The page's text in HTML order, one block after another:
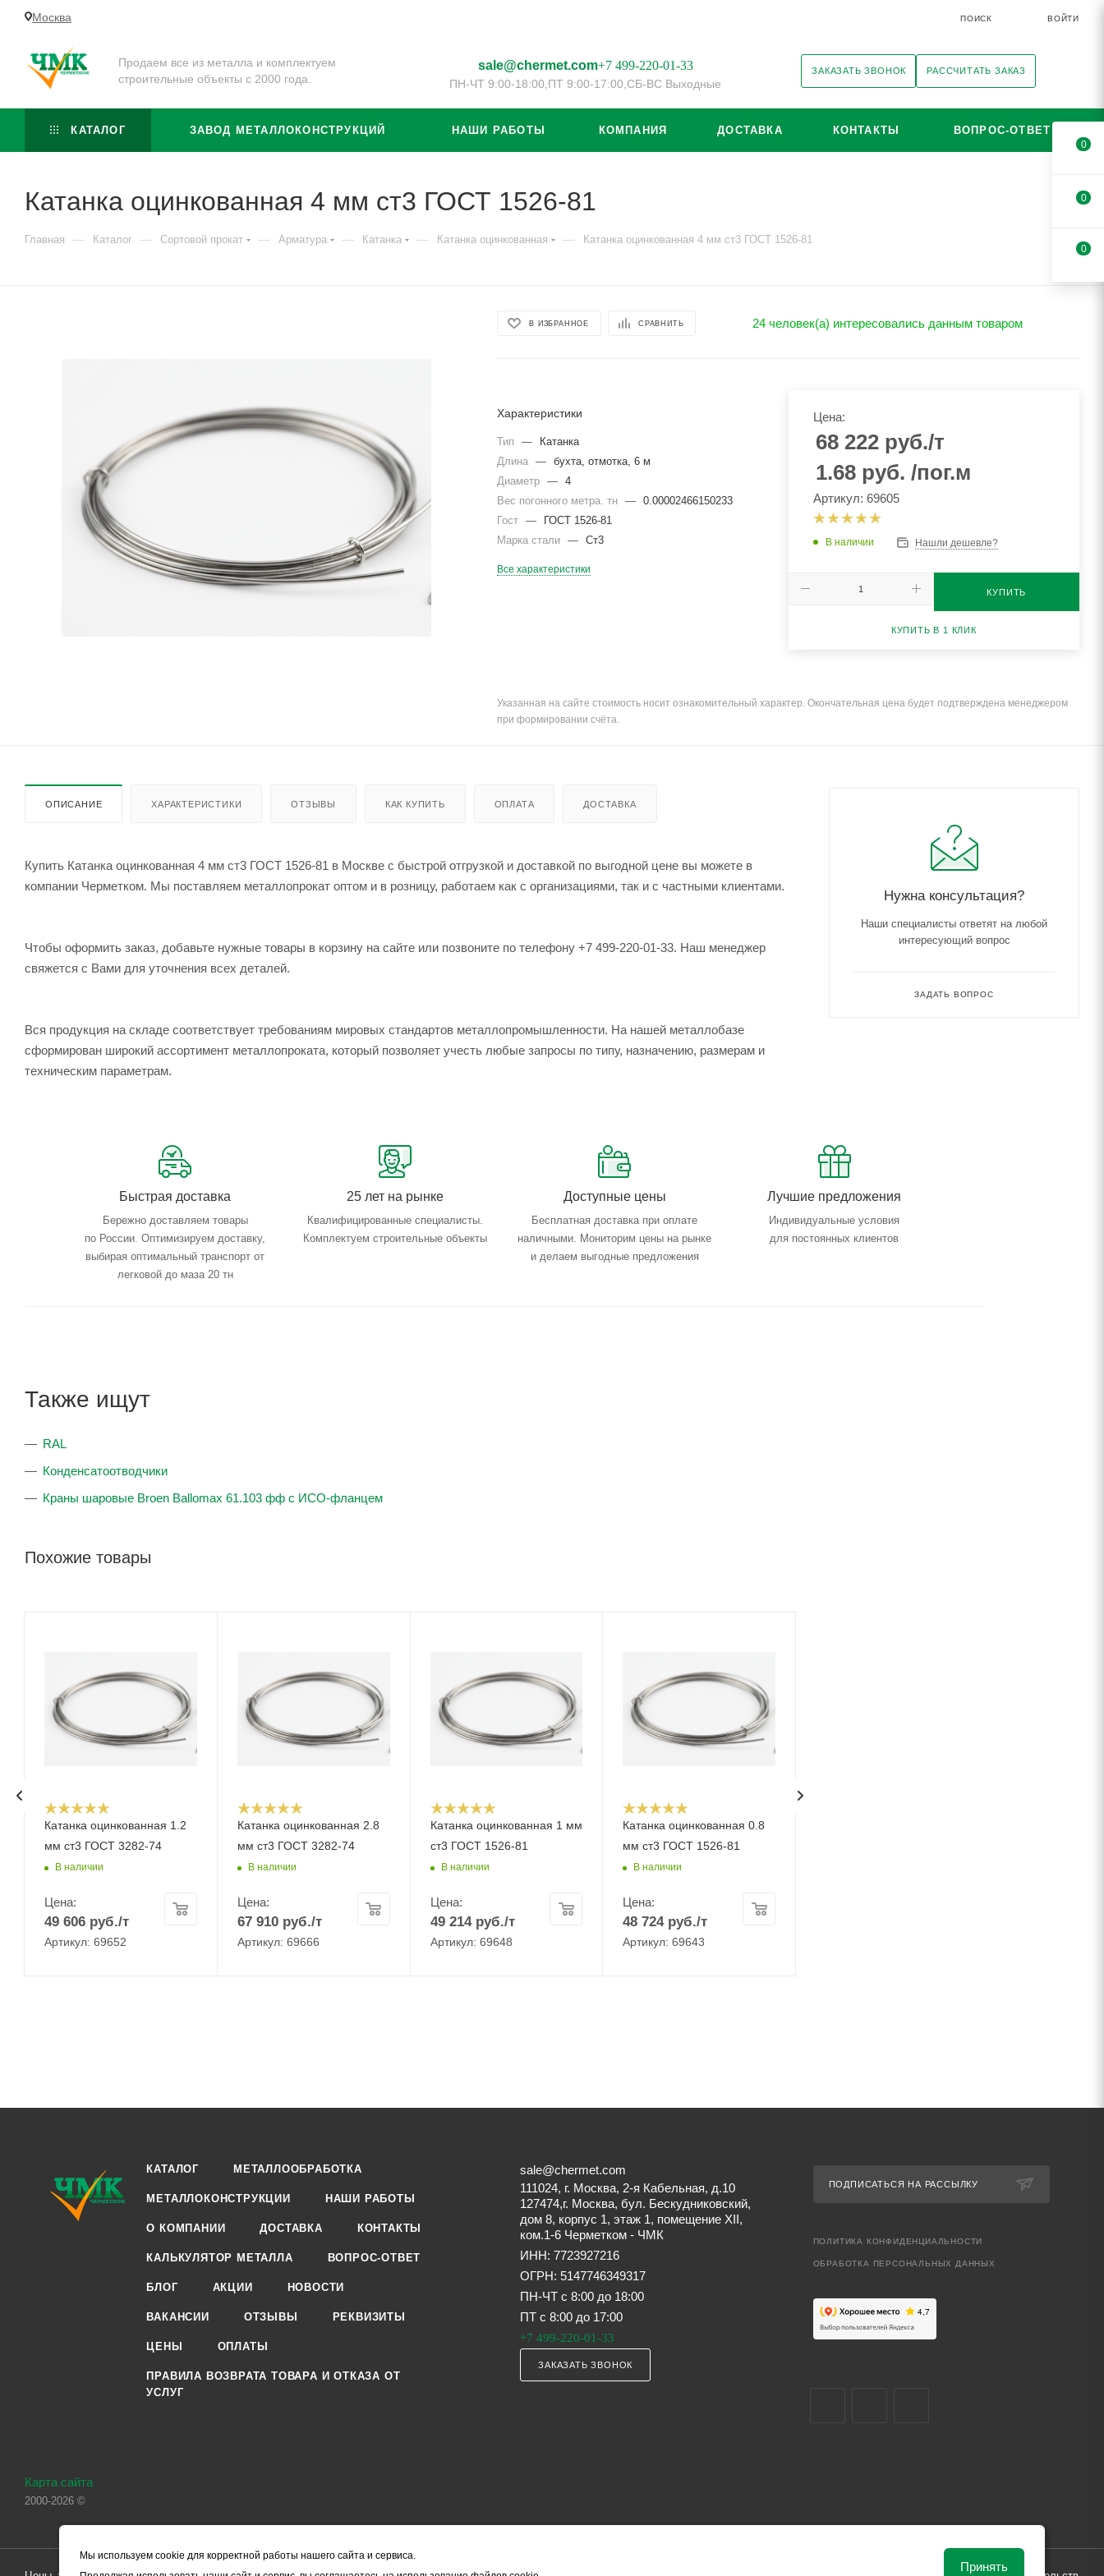
Москва ПОИСК ВОЙТИ
Продаем все из металла и комплектуем
строительные объекты с 2000 года.
sale@chermet.com+7 499-220-01-33
ПН-ЧТ 9:00-18:00, ПТ 9:00-17:00, СБ-ВС Выходные
ЗАКАЗАТЬ ЗВОНОК РАССЧИТАТЬ ЗАКАЗ
КАТАЛОГ ЗАВОД МЕТАЛЛОКОНСТРУКЦИЙ НАШИ РАБОТЫ КОМПАНИЯ ДОСТАВКА КОНТАКТЫ ВОПРОС-ОТВЕТ
Катанка оцинкованная 4 мм ст3 ГОСТ 1526-81
Главная — Каталог — Сортовой прокат — Арматура — Катанка — Катанка оцинкованная — Катанка оцинкованная 4 мм ст3 ГОСТ 1526-81
В ИЗБРАННОЕ СРАВНИТЬ 24 человек(а) интересовались данным товаром
Характеристики
Тип —
Катанка
Длина
—
бухта, отмотка, 6 м
Диаметр
—
4
Вес погонного метра. тн
—
0.00002466150233
Гост
—
ГОСТ 1526-81
Марка стали
— Ст3
Все характеристики
Цена:
68 222руб./т
1.68 руб. /пог.м
Артикул: 69605
В наличии Нашли дешевле?
КУПИТЬ
КУПИТЬ В 1 КЛИК
Указанная на сайте стоимость носит ознакомительный характер. Окончательная цена будет подтверждена менеджером
при формировании счёта.
ОПИСАНИЕ ХАРАКТЕРИСТИКИ ОТЗЫВЫ КАК КУПИТЬ ОПЛАТА ДОСТАВКА
Купить Катанка оцинкованная 4 мм ст3 ГОСТ 1526-81 в Москве с быстрой отгрузкой и доставкой по выгодной цене вы можете в
компании Черметком. Мы поставляем металлопрокат оптом и в розницу, работаем как с организациями, так и с частными клиентами.
Чтобы оформить заказ, добавьте нужные товары в корзину на сайте или позвоните по телефону +7 499-220-01-33. Наш менеджер
свяжется с Вами для уточнения всех деталей.
Вся продукция на складе соответствует требованиям мировых стандартов металлопромышленности. На нашей металлобазе
сформирован широкий ассортимент металлопроката, который позволяет учесть любые запросы по типу, назначению, размерам и
техническим параметрам.
Быстрая доставка
Бережно доставляем товары
по России. Оптимизируем доставку,
выбирая оптимальный транспорт от
легковой до маза 20 тн
25 лет на рынке
Квалифицированные специалисты.
Комплектуем строительные объекты
Доступные цены
Бесплатная доставка при оплате
наличными. Мониторим цены на рынке
и делаем выгодные предложения
Лучшие предложения
Индивидуальные условия
для постоянных клиентов
Также ищут
RAL
Конденсатоотводчики
Краны шаровые Broen Ballomax 61.103 фф с ИСО-фланцем
Похожие товары
Катанка оцинкованная 1.2
мм ст3 ГОСТ 3282-74
В наличии
Цена:
49 606 руб./т
Артикул: 69652
Катанка оцинкованная 2.8
мм ст3 ГОСТ 3282-74
В наличии
Цена:
67 910руб./т
Артикул: 69666
Катанка оцинкованная 1 мм
ст3 ГОСТ 1526-81
В наличии
Цена:
49 214руб./т
Артикул: 69648
Катанка оцинкованная 0.8
мм ст3 ГОСТ 1526-81
В наличии
Цена:
48 724руб./т
Артикул: 69643
Нужна консультация?
Наши специалисты ответят на любой
интересующий вопрос
ЗАДАТЬ ВОПРОС
КАТАЛОГ МЕТАЛЛООБРАБОТКА
МЕТАЛЛОКОНСТРУКЦИИ НАШИ РАБОТЫ
О КОМПАНИИ ДОСТАВКА КОНТАКТЫ
КАЛЬКУЛЯТОР МЕТАЛЛА ВОПРОС-ОТВЕТ
БЛОГ АКЦИИ НОВОСТИ
ВАКАНСИИ ОТЗЫВЫ РЕКВИЗИТЫ
ЦЕНЫ ОПЛАТЫ
ПРАВИЛА ВОЗВРАТА ТОВАРА И ОТКАЗА ОТ
УСЛУГ
sale@chermet.com
111024, г. Москва, 2-я Кабельная, д.10
127474,г. Москва, бул. Бескудниковский,
дом 8, корпус 1, этаж 1, помещение XII,
ком.1-6 Черметком - ЧМК
ИНН: 7723927216
ОГРН: 5147746349317
ПН-ЧТ с 8:00 до 18:00
ПТ с 8:00 до 17:00
+7 499-220-01-33
ЗАКАЗАТЬ ЗВОНОК
ПОДПИСАТЬСЯ НА РАССЫЛКУ
ПОЛИТИКА КОНФИДЕНЦИАЛЬНОСТИ
ОБРАБОТКА ПЕРСОНАЛЬНЫХ ДАННЫХ
Карта сайта
2000-2026 ©
0
0
0
Мы используем cookie для корректной работы нашего сайта и сервиса.
Принять